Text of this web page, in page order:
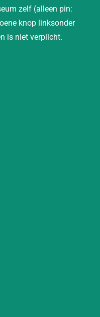
zelf (alleen pin:
knop linksonder
is niet verplicht.